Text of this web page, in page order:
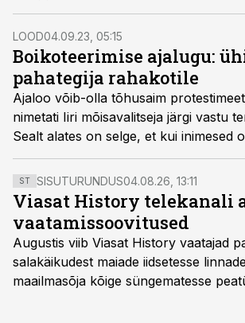
LOOD04.09.23, 05:15
Boikoteerimise ajalugu:
pahategija rahakotile
Ajaloo võib-olla tõhusaim
nimetati Iiri mõisavalitseja järgi vastu
Sealt alates on selge, et kui inimesed
ühendavad ja üheskoos midagi
ja suurkompaniidest tugevamad.
ST SISUTURUNDUS04.08.26, 13:11
Viasat History telekanali
vaatamissoovitused
Augustis viib Viasat History vaatajad
salakäikudest maiade iidsetesse
maailmasõja kõige süngematesse